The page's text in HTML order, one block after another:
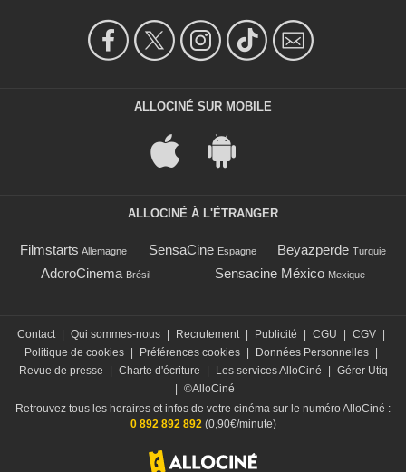
ALLOCINÉ SUR MOBILE
ALLOCINÉ À L'ÉTRANGER
Filmstarts Allemagne SensaCine Espagne Beyazperde Turquie
AdoroCinema Brésil Sensacine México Mexique
Contact | Qui sommes-nous | Recrutement | Publicité | CGU | CGV |
Politique de cookies | Préférences cookies | Données Personnelles |
Revue de presse
| Charte d'écriture | Les services AlloCiné | Gérer Utiq
| ©AlloCiné
Retrouvez tous les horaires et infos de votre cinéma sur le numéro AlloCiné :
0 892 892 892(0,90€/minute)